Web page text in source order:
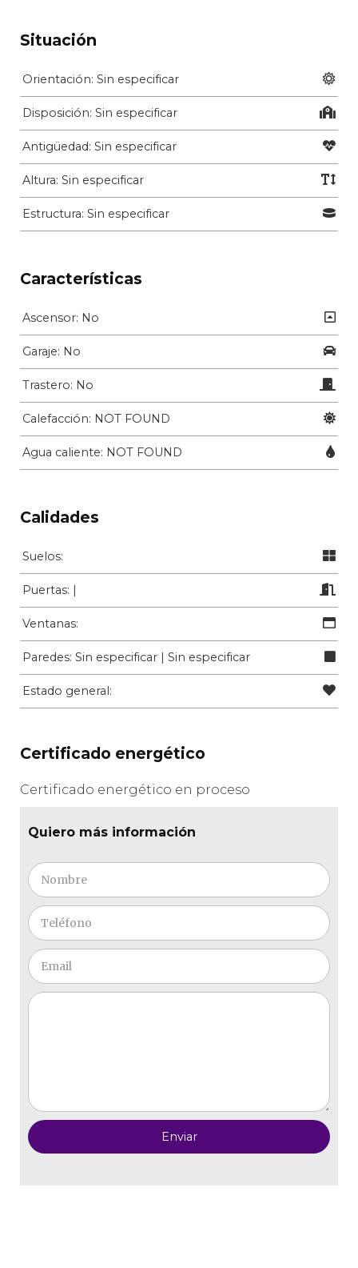
Situación
Orientación: Sin especificar
Disposición: Sin especificar
Antigüedad: Sin especificar
Altura: Sin especificar
Estructura: Sin especificar
Características
Ascensor: No
Garaje: No
Trastero: No
Calefacción: NOT FOUND
Agua caliente: NOT FOUND
Calidades
Suelos:
Puertas: |
Ventanas:
Paredes: Sin especificar | Sin especificar
Estado general:
Certificado energético
Certificado energético en proceso
Quiero más información